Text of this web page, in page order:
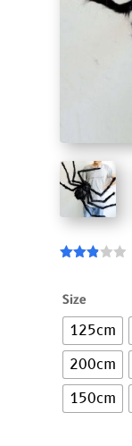
sur 5
basé
sur
notatio
ns
client
Size
125cm
200cm
150cm